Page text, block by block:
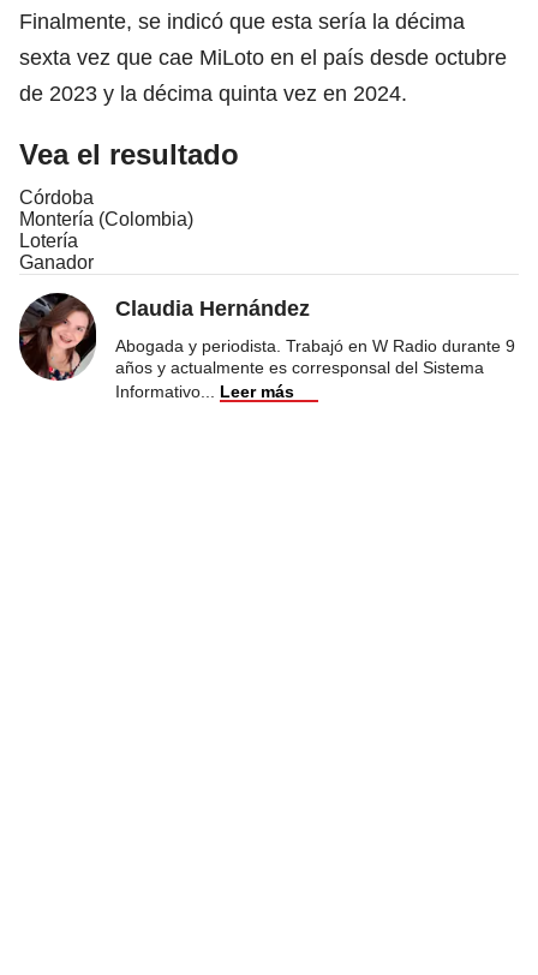
Finalmente, se indicó que esta sería la décima
sexta vez que cae MiLoto en el país desde octubre
de 2023 y la décima quinta vez en 2024.
Vea el resultado
Córdoba
Montería (Colombia)
Lotería
Ganador
Claudia Hernández
Abogada y periodista. Trabajó en W Radio durante 9
años y actualmente es corresponsal del Sistema
Informativo
Leer más